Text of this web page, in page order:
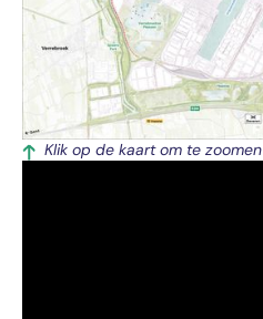
Klik op de kaart om te zoomen